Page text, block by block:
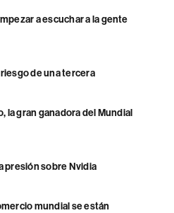
a escuchar a la gente
de una tercera
la gran ganadora del Mundial
presión sobre Nvidia
mundial se están